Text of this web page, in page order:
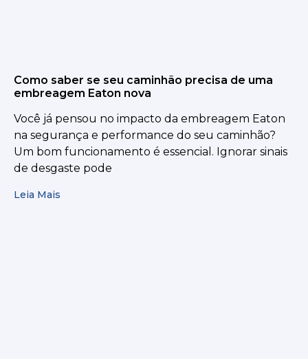
Como saber se seu caminhão precisa de uma
embreagem Eaton nova
Você já pensou no impacto da embreagem Eaton
na segurança e performance do seu caminhão?
Um bom funcionamento é essencial. Ignorar sinais
de desgaste pode
Leia Mais